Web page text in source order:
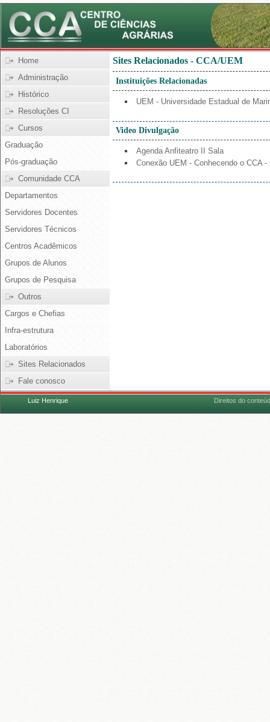
Home
Administração
Histórico
Resoluções CI
Cursos
Graduação
Pós-graduação
Comunidade CCA
Departamentos
Servidores Docentes
Servidores Técnicos
Centros Acadêmicos
Grupos de Alunos
Grupos de Pesquisa
Outros
Cargos e Chefias
Infra-estrutura
Laboratórios
Sites Relacionados
Fale conosco
Sites Relacionados - CCA/UEM
Instituições Relacionadas
UEM - Universidade Estadual de
Video Divulgação
Agenda Anfiteatro II Sala
Conexão UEM - Conhecendo o CCA
Luiz Henrique Direitos do